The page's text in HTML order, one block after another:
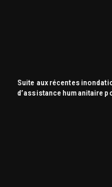
Suite aux récentes
d’assistance humanitaire